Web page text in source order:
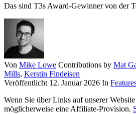
Das sind T3s Award-Gewinner von der
Von Mike Lowe Contributions by Mat
Mills, Kerstin Findeisen
Veröffentlicht 12. Januar 2026 In
Wenn Sie über Links auf unserer
möglicherweise eine Affiliate-Provision.